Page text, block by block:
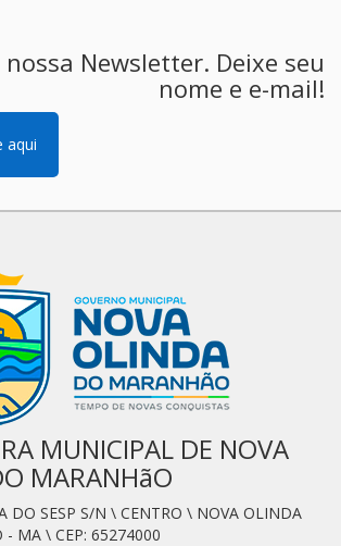
nossa Newsletter. Deixe seu
nome e e-mail!
aqui
MUNICIPAL DE NOVA
MARANHãO
DO SESP S/N \ CENTRO \ NOVA OLINDA
- MA \ CEP: 65274000